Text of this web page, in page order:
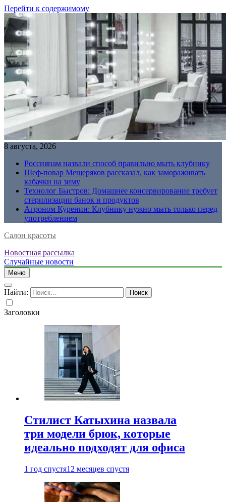
Перейти к содержимому
8 августа, 2026
Россиянам назвали способ правильно мыть клубнику
Шеф-повар Мещеряков рассказал, как замораживать
кабачки на зиму
Технолог Быстров: Домашнее консервирование требует
стерилизации банок и продуктов
Агроном Куренин: Клубнику нужно мыть только перед
употреблением
Салон красоты
Новостная рассылка
Случайные новости
Меню
Найти:
Заголовки
Стилист Катыхина назвала
три модели брюк, которые
идеально подходят для офиса
1 год спустя12 месяцев спустя